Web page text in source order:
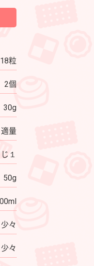
18粒
2個
30g
適量
１
50g
少々
少々